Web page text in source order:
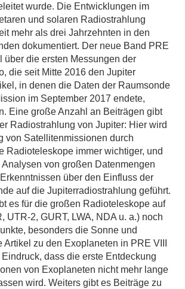
wurde. Die Entwicklungen im
und solaren Radiostrahlung
mehr als drei Jahrzehnten in den
dokumentiert. Der neue Band PRE
über die ersten Messungen der
die seit Mitte 2016 den Jupiter
in denen die Daten der Raumsonde
im September 2017 endete,
Eine große Anzahl an Beiträgen gibt
Radiostrahlung von Jupiter: Hier wird
von Satellitenmissionen durch
Radioteleskope immer wichtiger, und
von großen Datenmengen
über den Einfluss der
auf die Jupiterradiostrahlung geführt.
es für die großen Radioteleskope auf
UTR-2, GURT, LWA, NDA u. a.) noch
besonders die Sonne und
Artikel zu den Exoplaneten in PRE VIII
dass die erste Entdeckung
von Exoplaneten nicht mehr lange
wird. Weiters gibt es Beiträge zu